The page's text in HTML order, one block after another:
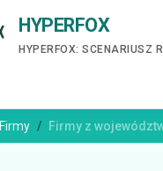
HYPERFOX
HYPERFOX: SCENARIUSZ
Firmy Firmy z